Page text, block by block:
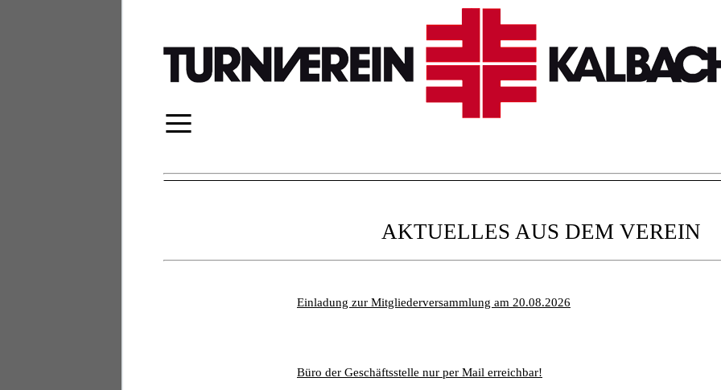
≡
AKTUELLES AUS DEM VEREIN
Einladung zur Mitgliederversammlung am 20.08.2026
Büro der Geschäftsstelle nur per Mail erreichbar!